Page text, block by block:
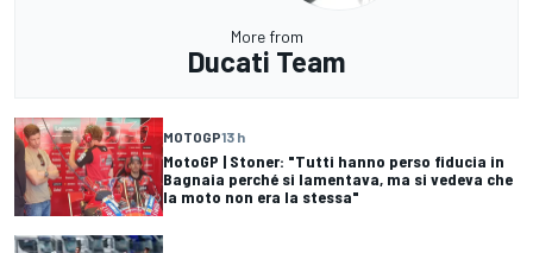
More from
Ducati Team
MOTOGP13 h
MotoGP | Stoner: "Tutti hanno perso fiducia in
Bagnaia perché si lamentava, ma si vedeva che
la moto non era la stessa"